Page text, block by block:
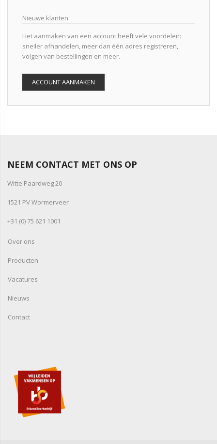
Nieuwe klanten
Het aanmaken van een account heeft vele voordelen:
sneller afhandelen, meer dan één adres registreren,
volgen van bestellingen en meer.
ACCOUNT AANMAKEN
NEEM CONTACT MET ONS OP
Witte Paardweg 20
1521 PV Wormerveer
+31 (0) 75 621 1001
Over ons
Producten
Vacatures
Nieuws
Contact